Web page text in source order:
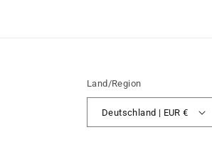
Land/Region
Deutschland | EUR €